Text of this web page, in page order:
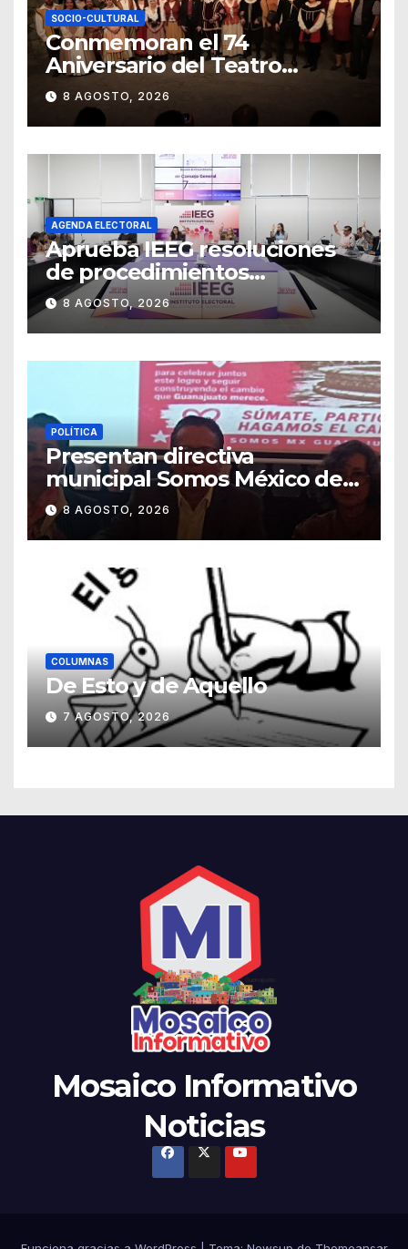
SOCIO-CULTURAL
Conmemoran el 74
Aniversario del Teatro
Universitario con una
representación del
“Retablillo jovial”
8 AGOSTO, 2026
AGENDA ELECTORAL
Aprueba IEEG resoluciones
de procedimientos
sancionadores
8 AGOSTO, 2026
POLÍTICA
Presentan directiva
municipal Somos México de
Guanajuato
8 AGOSTO, 2026
COLUMNAS
De Esto y de Aquello
7 AGOSTO, 2026
Mosaico Informativo
Noticias